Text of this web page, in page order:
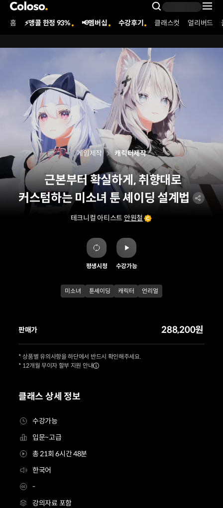
콜로소
Search
Coloso Menu
홈 ⚡앵콜 한정 93% 📢멤버십 수강후기 클래스컷 얼리버드
근본부터 확실하게, 취향대로
커스텀하는 미소녀 툰 셰이딩 설계법
테크니컬 아티스트 안원철
게임제작 캐릭터제작
평생시청 수강가능
미소녀 툰셰이딩 캐릭터 언리얼
클래스 상세 정보
수강가능
입문~고급
총 21회 6시간 48분
한국어
-
강의자료 포함
판매가 288,200원
* 상품별 유의사항을 하단에서 반드시 확인해주세요.
* 12개월 무이자 할부 지원 안내